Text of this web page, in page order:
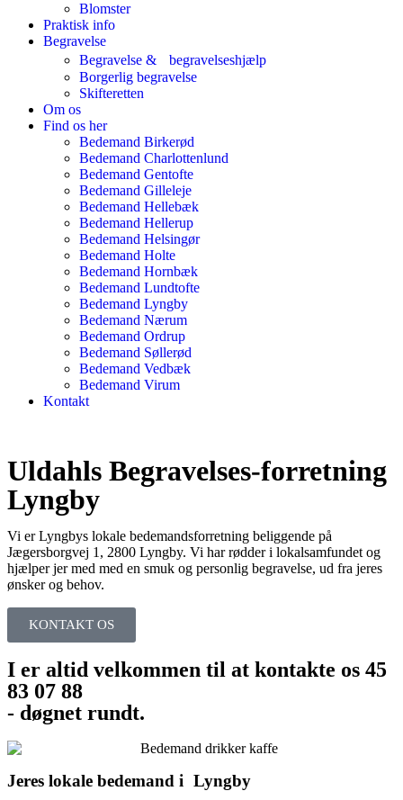
Blomster
Praktisk info
Begravelse
Begravelse & begravelseshjælp
Borgerlig begravelse
Skifteretten
Om os
Find os her
Bedemand Birkerød
Bedemand Charlottenlund
Bedemand Gentofte
Bedemand Gilleleje
Bedemand Hellebæk
Bedemand Hellerup
Bedemand Helsingør
Bedemand Holte
Bedemand Hornbæk
Bedemand Lundtofte
Bedemand Lyngby
Bedemand Nærum
Bedemand Ordrup
Bedemand Søllerød
Bedemand Vedbæk
Bedemand Virum
Kontakt
Uldahls Begravelses-forretning
Lyngby
Vi er Lyngbys lokale bedemandsforretning beliggende på
Jægersborgvej 1, 2800 Lyngby. Vi har rødder i lokalsamfundet og
hjælper jer med med en smuk og personlig begravelse, ud fra jeres
ønsker og behov.
KONTAKT OS
I er altid velkommen til at kontakte os 45
83 07 88
- døgnet rundt.
Jeres lokale bedemand i Lyngby